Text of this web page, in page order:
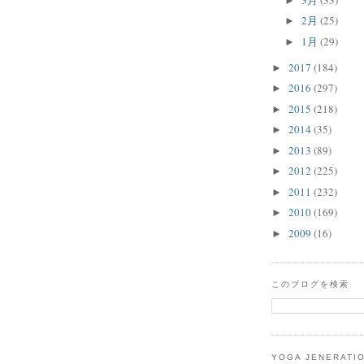
► 2月 (25)
► 1月 (29)
► 2017 (184)
► 2016 (297)
► 2015 (218)
► 2014 (35)
► 2013 (89)
► 2012 (225)
► 2011 (232)
► 2010(169)
► 2009 (16)
このブログを検索
YOGA